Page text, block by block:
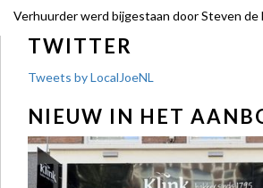
Verhuurder werd bijgestaan door Steven de
TWITTER
Tweets by LocalJoeNL
NIEUW IN HET